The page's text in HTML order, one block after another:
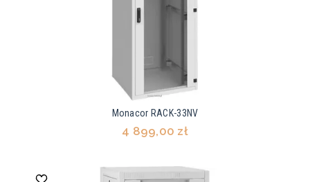
Monacor RACK-33NV
4 899,00 zł